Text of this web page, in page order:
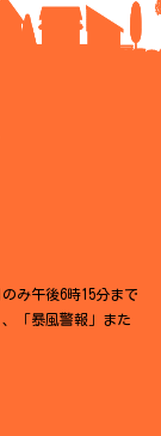
み午後6時15分まで
「暴風警報」また